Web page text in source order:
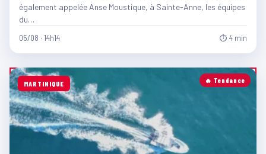
également appelée Anse Moustique, à Sainte-Anne, les équipes
du…
05/08 · 14h14 ⏱ 4 min
🔥 Tendance
MARTINIQUE